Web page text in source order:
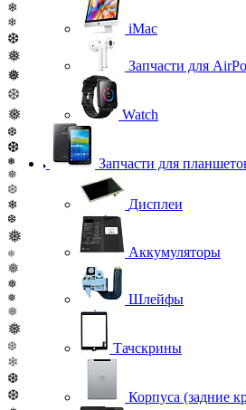
❄
❄
❆
❅
❅
❆
❅
❆
❆
❅
❅
❆
❄
❆
❅
❄
❅
❅
❅
❅
❅
❆
❄
❆
❆
iMac
Запчасти для
Watch
Запчасти для
Дисплеи
Аккумуляторы
Шлейфы
Тачскрины
Корпуса (задние